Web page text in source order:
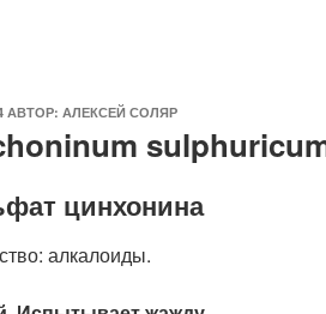
АВТОР: АЛЕКСЕЙ СОЛЯР
цинхонина
алкалоиды.